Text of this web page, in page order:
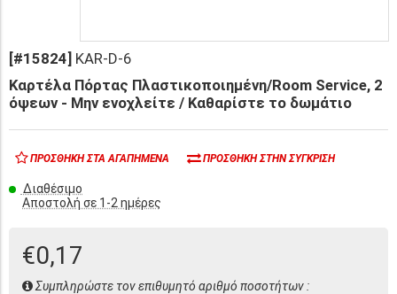
[#15824] KAR-D-6
Καρτέλα Πόρτας Πλαστικοποιημένη/Room Service, 2
όψεων - Μην ενοχλείτε / Καθαρίστε το δωμάτιο
ΠΡΟΣΘΉΚΗ ΣΤΑ ΑΓΑΠΗΜΈΝΑ ΠΡΟΣΘΉΚΗ ΣΤΗΝ ΣΎΓΚΡΙΣΗ
Διαθέσιμο
Αποστολή σε 1-2 ημέρες
€0,17
Συμπληρώστε τον επιθυμητό αριθμό ποσοτήτων :